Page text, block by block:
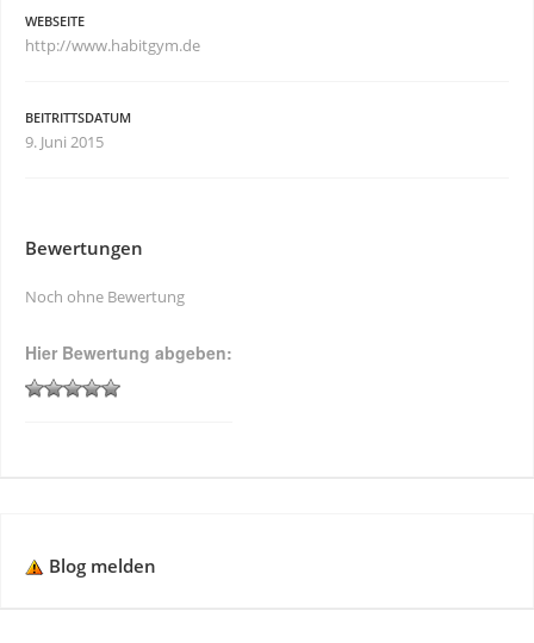
WEBSEITE
http://www.habitgym.de
BEITRITTSDATUM
9. Juni 2015
Bewertungen
Noch ohne Bewertung
Hier Bewertung abgeben:
Blog melden